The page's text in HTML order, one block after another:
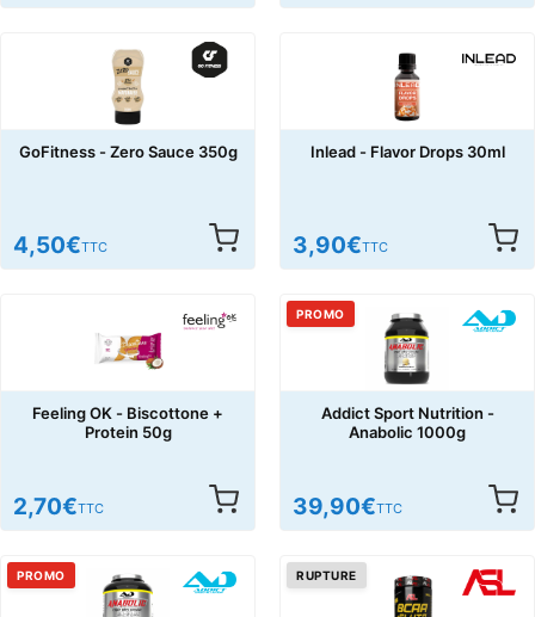
GoFitness - Zero Sauce 350g
4,50€TTC
Inlead - Flavor Drops 30ml
3,90€TTC
Feeling OK - Biscottone +
Protein 50g
2,70€TTC
PROMO
Addict Sport Nutrition -
Anabolic 1000g
39,90€TTC
PROMO RUPTURE